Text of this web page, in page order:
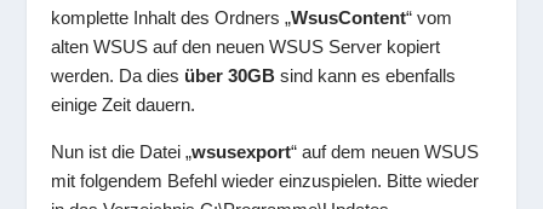
komplette Inhalt des Ordners „WsusContent“ vom
alten WSUS auf den neuen WSUS Server kopiert
werden. Da dies über 30GB sind kann es ebenfalls
einige Zeit dauern.
Nun ist die Datei „wsusexport“ auf dem neuen WSUS
mit folgendem Befehl wieder einzuspielen. Bitte wieder